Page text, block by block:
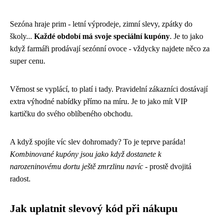
Sezóna hraje prim - letní výprodeje, zimní slevy, zpátky do
školy... Každé období má svoje speciální kupóny. Je to jako
když farmáři prodávají sezónní ovoce - vždycky najdete něco za
super cenu.
Věrnost se vyplácí, to platí i tady. Pravidelní zákazníci dostávají
extra výhodné nabídky přímo na míru. Je to jako mít VIP
kartičku do svého oblíbeného obchodu.
A když spojíte víc slev dohromady? To je teprve paráda!
Kombinované kupóny jsou jako když dostanete k
narozeninovému dortu ještě zmrzlinu navíc - prostě dvojitá
radost.
Jak uplatnit slevový kód při nákupu